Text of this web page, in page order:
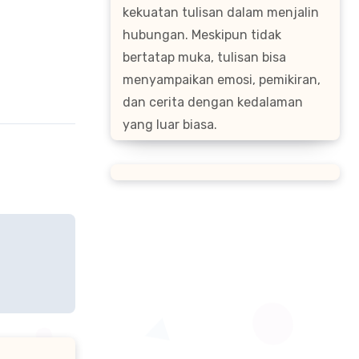
kekuatan tulisan dalam menjalin
hubungan. Meskipun tidak
bertatap muka, tulisan bisa
menyampaikan emosi, pemikiran,
dan cerita dengan kedalaman
yang luar biasa.